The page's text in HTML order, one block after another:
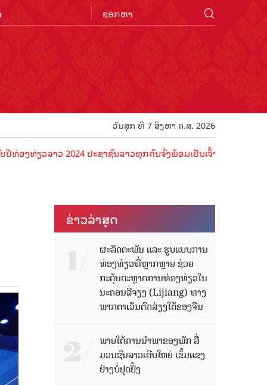
ວັນສຸກ ທີ 7 ສິງຫາ ຄ.ສ. 2026
ວລາວ 2024 ປະຊາຊົນລາວທຸກຄົນຈົ່ງພ້ອມເປັນເຈົ້າພາບທີ່ດີ ຕ້ອນຮັບນັ
ຂ່າວ​ລ່າ​ສຸດ
ຜະລິດຕະພັນ ແລະ ຮູບແບບການ
ທ່ອງທ່ຽວທີ່ຫຼາກຫຼາຍ ຊ່ວຍ
ກະຕຸ້ນຕະຫຼາດການທ່ອງທ່ຽວໃນ
ນະຄອນລີ່ຈຽງ (Lijiang) ທາງ
ພາກຕາເວັນຕົກສ່ຽງໃຕ້ຂອງຈີນ
ພາຍໃຕ້ການນໍາພາຂອງພັກ ສື່
ມວນຊົນລາວເຕີບໃຫຍ່ ເຂັ້ມແຂງ
ຢ່າງບໍ່ຢຸດຢັ້ງ